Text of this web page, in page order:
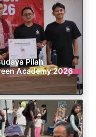
Pilah
Academy 2026